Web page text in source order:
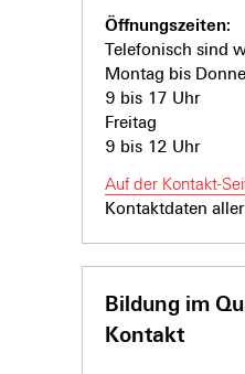
Öffnungszeiten:
Telefonisch sind
Montag bis
9 bis 17 Uhr
Freitag
9 bis 12 Uhr
Auf der Kontakt-
Kontaktdaten
Bildung im
Kontakt